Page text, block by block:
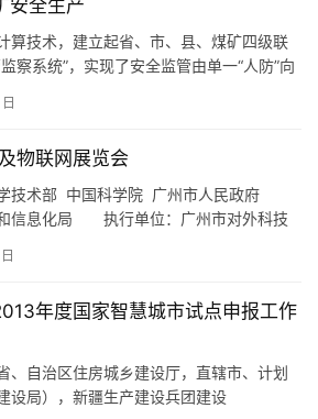
安全生产
算技术，建立起省、市、县、煤矿四级联
察系统”，实现了安全监管由单一“人防”向
物联网展览会
技术部 中国科学院 广州市人民政府
信息化局 执行单位：广州市对外科技
年度国家智慧城市试点申报工作
自治区住房城乡建设厅，直辖市、计划
设局），新疆生产建设兵团建设